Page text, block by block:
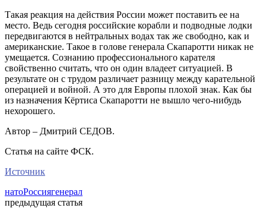
Такая реакция на действия России может поставить ее на
место. Ведь сегодня российские корабли и подводные лодки
передвигаются в нейтральных водах так же свободно, как и
американские. Такое в голове генерала Скапаротти никак не
умещается. Сознанию профессионального карателя
свойственно считать, что он один владеет ситуацией. В
результате он с трудом различает разницу между карательной
операцией и войной. А это для Европы плохой знак. Как бы
из назначения Кёртиса Скапаротти не вышло чего-нибудь
нехорошего.
Автор – Дмитрий СЕДОВ.
Статья на сайте ФСК.
Источник
натоРоссиягенерал
предыдущая статья